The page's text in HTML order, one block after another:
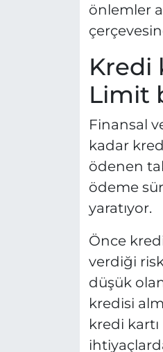
önlemler
Kredi
Limit
Finansal
kadar
ödenen
ödeme
yaratıyor.
Önce
verdiği
düşük
kredisi
kredi